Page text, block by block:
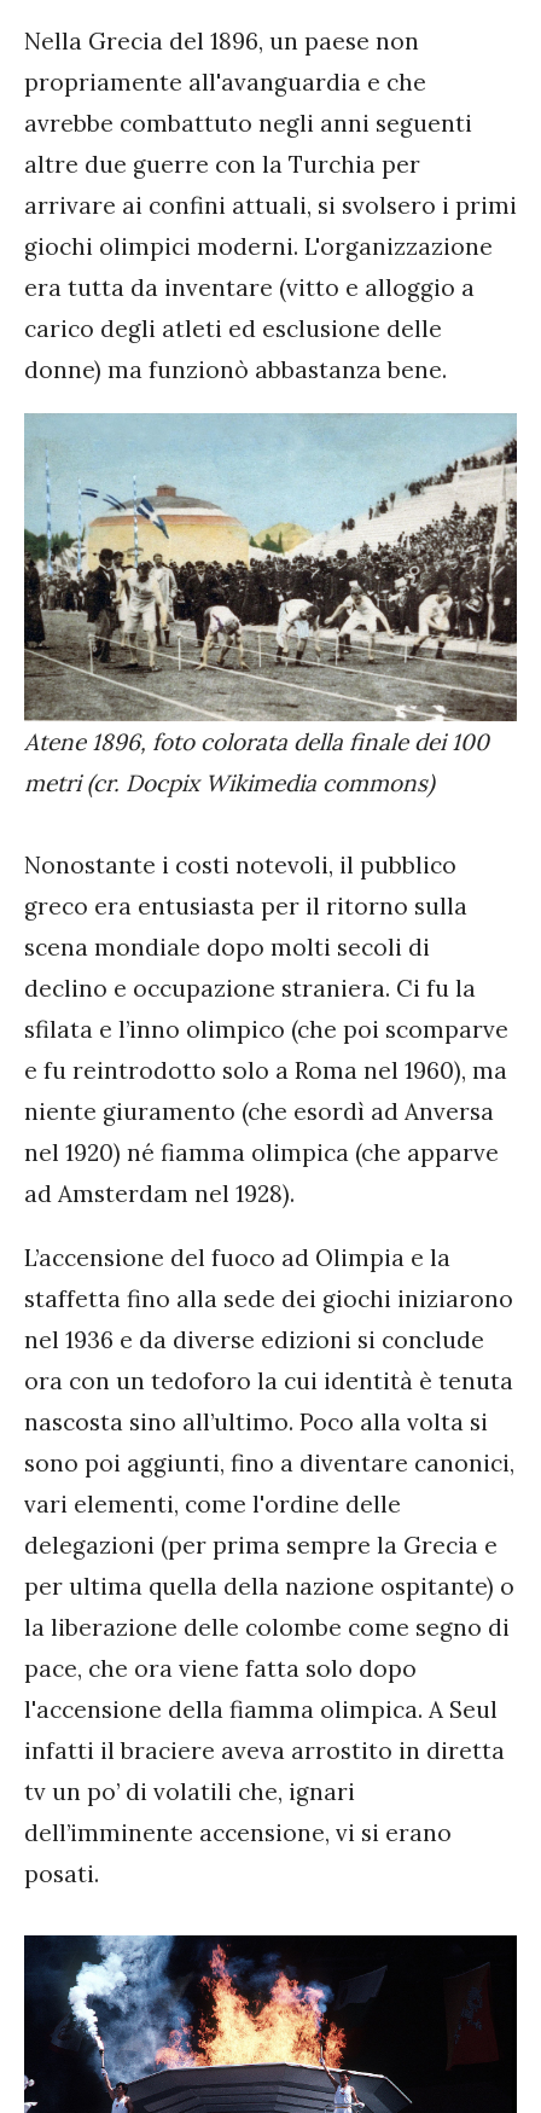
Nella Grecia del 1896, un paese non
propriamente all'avanguardia e che
avrebbe combattuto negli anni seguenti
altre due guerre con la Turchia per
arrivare ai confini attuali, si svolsero i primi
giochi olimpici moderni. L'organizzazione
era tutta da inventare (vitto e alloggio a
carico degli atleti ed esclusione delle
donne) ma funzionò abbastanza bene.
Atene 1896, foto colorata della finale dei 100
metri (cr. Docpix Wikimedia commons)
Nonostante i costi notevoli, il pubblico
greco era entusiasta per il ritorno sulla
scena mondiale dopo molti secoli di
declino e occupazione straniera. Ci fu la
sfilata e l’inno olimpico (che poi scomparve
e fu reintrodotto solo a Roma nel 1960), ma
niente giuramento (che esordì ad Anversa
nel 1920) né fiamma olimpica (che apparve
ad Amsterdam nel 1928).
L’accensione del fuoco ad Olimpia e la
staffetta fino alla sede dei giochi iniziarono
nel 1936 e da diverse edizioni si conclude
ora con un tedoforo la cui identità è tenuta
nascosta sino all’ultimo. Poco alla volta si
sono poi aggiunti, fino a diventare canonici,
vari elementi, come l'ordine delle
delegazioni (per prima sempre la Grecia e
per ultima quella della nazione ospitante) o
la liberazione delle colombe come segno di
pace, che ora viene fatta solo dopo
l'accensione della fiamma olimpica. A Seul
infatti il braciere aveva arrostito in diretta
tv un po’ di volatili che, ignari
dell’imminente accensione, vi si erano
posati.